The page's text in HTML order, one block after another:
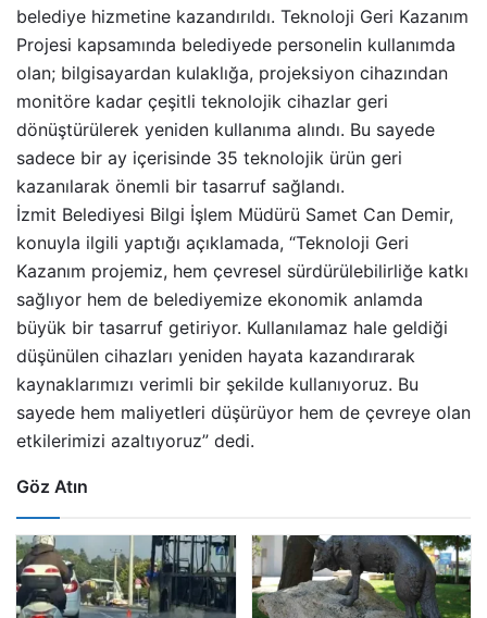
belediye hizmetine kazandırıldı. Teknoloji Geri Kazanım
Projesi kapsamında belediyede personelin kullanımda
olan; bilgisayardan kulaklığa, projeksiyon cihazından
monitöre kadar çeşitli teknolojik cihazlar geri
dönüştürülerek yeniden kullanıma alındı. Bu sayede
sadece bir ay içerisinde 35 teknolojik ürün geri
kazanılarak önemli bir tasarruf sağlandı.
İzmit Belediyesi Bilgi İşlem Müdürü Samet Can Demir,
konuyla ilgili yaptığı açıklamada, “Teknoloji Geri
Kazanım projemiz, hem çevresel sürdürülebilirliğe katkı
sağlıyor hem de belediyemize ekonomik anlamda
büyük bir tasarruf getiriyor. Kullanılamaz hale geldiği
düşünülen cihazları yeniden hayata kazandırarak
kaynaklarımızı verimli bir şekilde kullanıyoruz. Bu
sayede hem maliyetleri düşürüyor hem de çevreye olan
etkilerimizi azaltıyoruz” dedi.
Göz Atın